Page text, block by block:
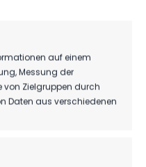
auf einem
Messung der
von Zielgruppen durch
Daten aus verschiedenen